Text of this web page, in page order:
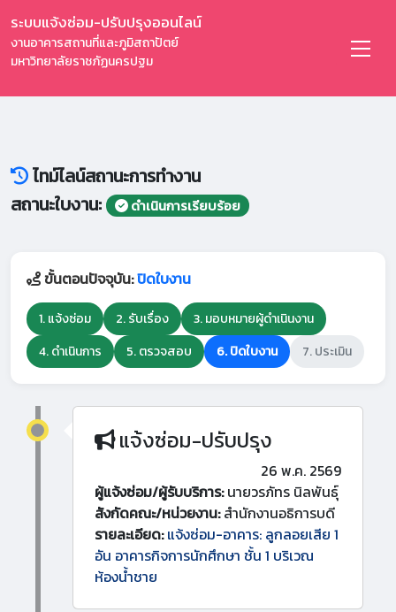
ระบบแจ้งซ่อม-ปรับปรุงออนไลน์
งานอาคารสถานที่และภูมิสถาปัตย์
มหาวิทยาลัยราชภัฏนครปฐม
ไทม์ไลน์สถานะการทำงาน
สถานะใบงาน:
ดำเนินการเรียบร้อย
ขั้นตอนปัจจุบัน:ปิดใบงาน
1. แจ้งซ่อม 2. รับเรื่อง
3. มอบหมายผู้ดำเนินงาน
4. ดำเนินการ
5. ตรวจสอบ 6. ปิดใบงาน 7. ประเมิน
แจ้งซ่อม-ปรับปรุง
26 พ.ค. 2569
ผู้แจ้งซ่อม/ผู้รับบริการ:นายวรภัทร นิลพันธุ์
สังกัดคณะ/หน่วยงาน:สำนักงานอธิการบดี
รายละเอียด: แจ้งซ่อม-อาคาร: ลูกลอยเสีย 1
อัน อาคารกิจการนักศึกษา ชั้น 1 บริเวณ
ห้องน้ำชาย